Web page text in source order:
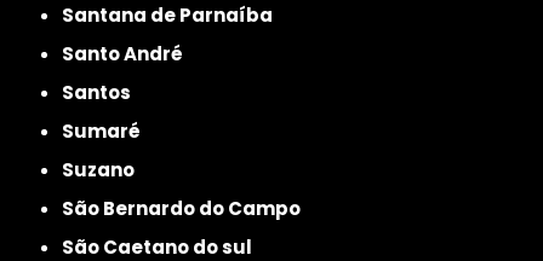
Santana de Parnaíba
Santo André
Santos
Sumaré
Suzano
São Bernardo do Campo
São Caetano do sul